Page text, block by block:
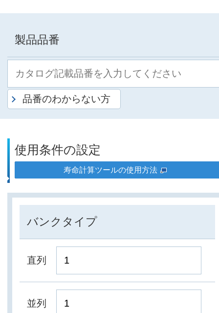
製品品番
品番のわからない方
使用条件の設定
寿命計算ツールの使用方法
バンクタイプ
直列
並列